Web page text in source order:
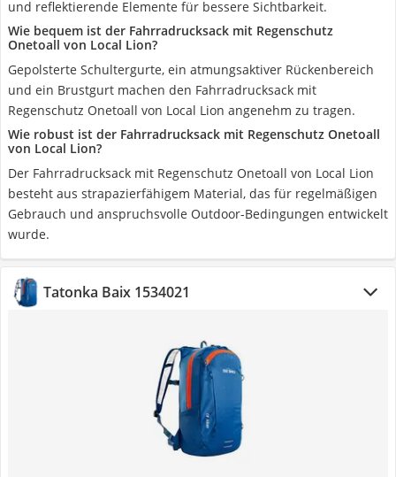
und reflektierende Elemente für bessere Sichtbarkeit.
Wie bequem ist der Fahrradrucksack mit Regenschutz
Onetoall von Local Lion?
Gepolsterte Schultergurte, ein atmungsaktiver Rückenbereich
und ein Brustgurt machen den Fahrradrucksack mit
Regenschutz Onetoall von Local Lion angenehm zu tragen.
Wie robust ist der Fahrradrucksack mit Regenschutz Onetoall
von Local Lion?
Der Fahrradrucksack mit Regenschutz Onetoall von Local Lion
besteht aus strapazierfähigem Material, das für regelmäßigen
Gebrauch und anspruchsvolle Outdoor-Bedingungen entwickelt
wurde.
Tatonka Baix 1534021